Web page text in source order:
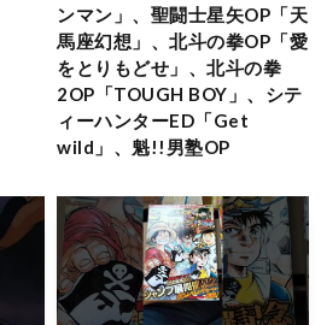
ンマン」、聖闘士星矢OP「天
馬座幻想」、北斗の拳OP「愛
をとりもどせ」、北斗の拳
2OP「TOUGH BOY」、シテ
ィーハンターED「Get
wild」、魁!!男塾OP